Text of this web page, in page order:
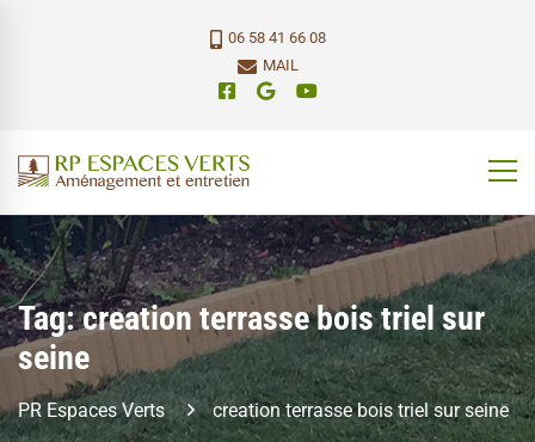
06 58 41 66 08
MAIL
Tag: creation terrasse bois triel sur
seine
PR Espaces Verts creation terrasse bois triel sur seine